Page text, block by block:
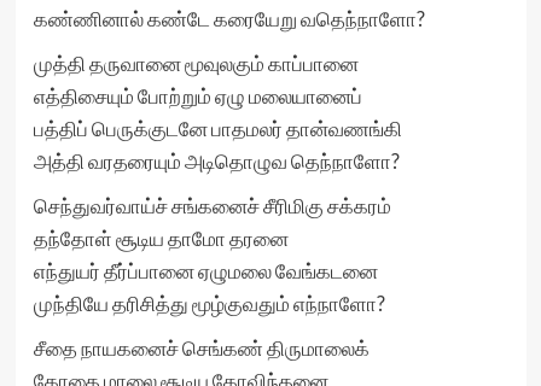
கண்ணினால் கண்டே கரையேறு வதெந்நாளோ?
முத்தி தருவானை மூவுலகும் காப்பானை
எத்திசையும் போற்றும் ஏழு மலையானைப்
பத்திப் பெருக்குடனே பாதமலர் தான்வணங்கி
அத்தி வரதரையும் அடிதொழுவ தெந்நாளோ?
செந்துவர்வாய்ச் சங்கனைச் சீரிமிகு சக்கரம்
தந்தோள் சூடிய தாமோ தரனை
எந்துயர் தீர்ப்பானை ஏழுமலை வேங்கடனை
முந்தியே தரிசித்து மூழ்குவதும் எந்நாளோ?
சீதை நாயகனைச் செங்கண் திருமாலைக்
கோதை மாலை சூடிய கோவிந்தனை